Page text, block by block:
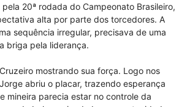
20ª rodada do Campeonato Brasileiro,
alta por parte dos torcedores. A
sequência irregular, precisava de uma
briga pela liderança.
mostrando sua força. Logo nos
abriu o placar, trazendo esperança
mineira parecia estar no controle da